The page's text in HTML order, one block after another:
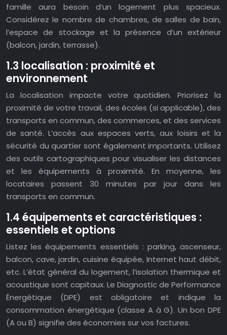
famille aura besoin d’un logement plus spacieux.
Considérez le nombre de chambres, de salles de bain,
l’espace de stockage et la présence d’un extérieur
(balcon, jardin, terrasse).
1.3 localisation : proximité et
environnement
La localisation impacte votre quotidien. Priorisez la
proximité de votre travail, des écoles (si applicable), des
transports en commun, des commerces, et des services
de santé. L’accès aux espaces verts, aux loisirs et la
sécurité du quartier sont également importants. Utilisez
des outils cartographiques pour visualiser les distances
et les équipements à proximité. En moyenne, les
locataires passent 30 minutes par jour dans les
transports en commun.
1.4 équipements et caractéristiques :
essentiels et options
Listez les équipements essentiels : parking, ascenseur,
balcon, cave, jardin, cuisine équipée, Internet haut débit,
etc. L’état général du logement, l’isolation thermique et
acoustique sont capitaux. Le Diagnostic de Performance
Énergétique (DPE) est obligatoire et indique la
consommation énergétique (classe A à G). Un bon DPE
(A ou B) signifie des économies sur vos factures.